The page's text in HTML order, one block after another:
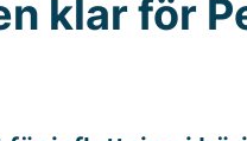
klar för